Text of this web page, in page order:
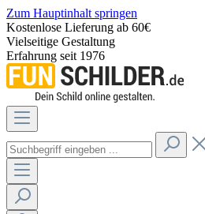
Zum Hauptinhalt springen
Kostenlose Lieferung ab 60€
Vielseitige Gestaltung
Erfahrung seit 1976